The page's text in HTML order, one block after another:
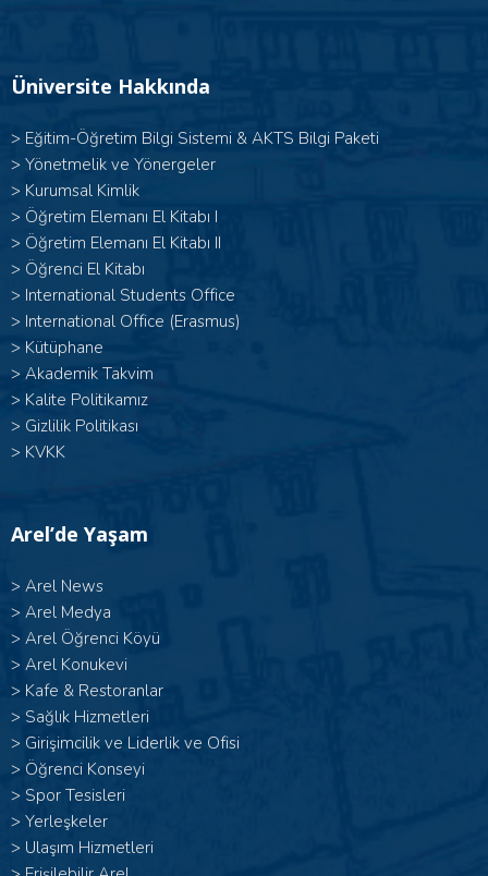
Üniversite Hakkında
> Eğitim-Öğretim Bilgi Sistemi & AKTS Bilgi Paketi
> Yönetmelik ve Yönergeler
> Kurumsal Kimlik
> Öğretim Elemanı El Kitabı I
> Öğretim Elemanı El Kitabı II
> Öğrenci El Kitabı
> International Students Office
> International Office (Erasmus)
> Kütüphane
> Akademik Takvim
> Kalite Politikamız
> Gizlilik Politikası
> KVKK
Arel’de Yaşam
> Arel News
> Arel Medya
> Arel Öğrenci Köyü
> Arel Konukevi
> Kafe & Restoranlar
> Sağlık Hizmetleri
> Girişimcilik ve Liderlik ve Ofisi
> Öğrenci Konseyi
> Spor Tesisleri
> Yerleşkeler
> Ulaşım Hizmetleri